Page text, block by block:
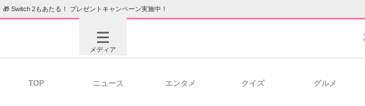
🎁 Switch 2もあたる！ プレゼントキャンペーン実施中！
メディア
TOP ニュース エンタメ クイズ グルメ